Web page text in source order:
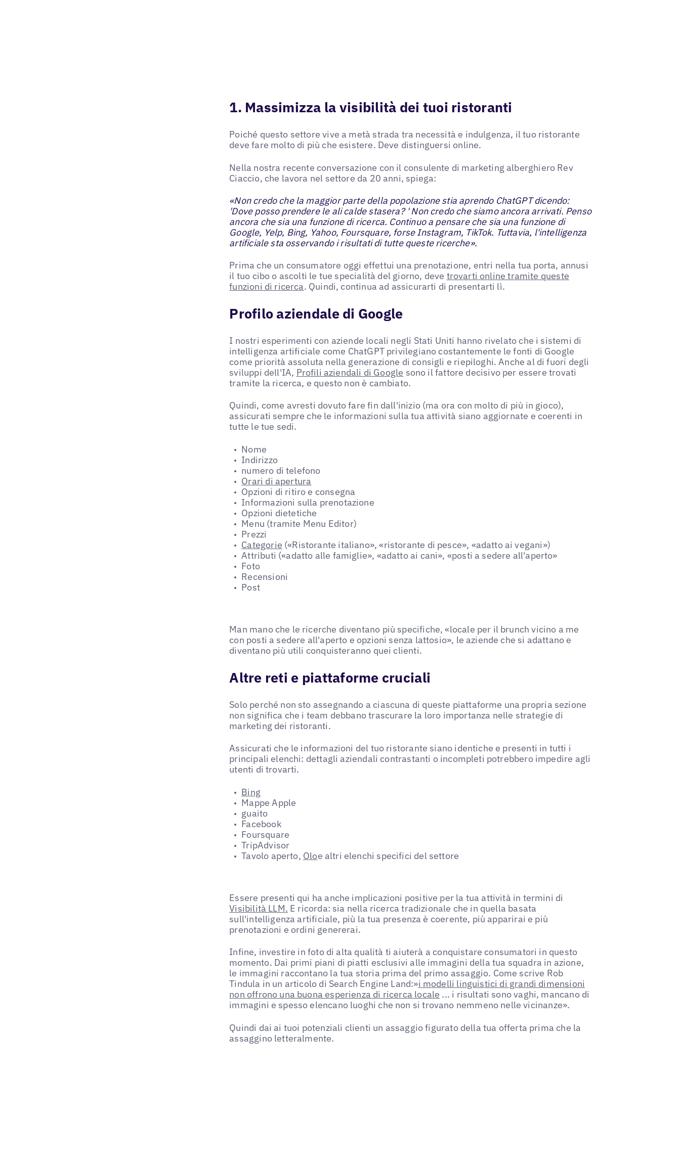
1. Massimizza la visibilità dei tuoi ristoranti
Poiché questo settore vive a metà strada tra necessità e indulgenza, il tuo ristorante
deve fare molto di più che esistere. Deve distinguersi online.
Nella nostra recente conversazione con il consulente di marketing alberghiero Rev
Ciaccio, che lavora nel settore da 20 anni, spiega:
«Non credo che la maggior parte della popolazione stia aprendo ChatGPT dicendo:
'Dove posso prendere le ali calde stasera? ' Non credo che siamo ancora arrivati. Penso
ancora che sia una funzione di ricerca. Continuo a pensare che sia una funzione di
Google, Yelp, Bing, Yahoo, Foursquare, forse Instagram, TikTok. Tuttavia, l'intelligenza
artificiale sta osservando i risultati di tutte queste ricerche».
Prima che un consumatore oggi effettui una prenotazione, entri nella tua porta, annusi
il tuo cibo o ascolti le tue specialità del giorno, deve trovarti online tramite queste
funzioni di ricerca. Quindi, continua ad assicurarti di presentarti lì.
Profilo aziendale di Google
I nostri esperimenti con aziende locali negli Stati Uniti hanno rivelato che i sistemi di
intelligenza artificiale come ChatGPT privilegiano costantemente le fonti di Google
come priorità assoluta nella generazione di consigli e riepiloghi. Anche al di fuori degli
sviluppi dell'IA, Profili aziendali di Google sono il fattore decisivo per essere trovati
tramite la ricerca, e questo non è cambiato.
Quindi, come avresti dovuto fare fin dall'inizio (ma ora con molto di più in gioco),
assicurati sempre che le informazioni sulla tua attività siano aggiornate e coerenti in
tutte le tue sedi.
Nome
Indirizzo
numero di telefono
Orari di apertura
Opzioni di ritiro e consegna
Informazioni sulla prenotazione
Opzioni dietetiche
Menu (tramite Menu Editor)
Prezzi
Categorie («Ristorante italiano», «ristorante di pesce», «adatto ai vegani»)
Attributi («adatto alle famiglie», «adatto ai cani», «posti a sedere all'aperto»
Foto
Recensioni
Post
Man mano che le ricerche diventano più specifiche, «locale per il brunch vicino a me
con posti a sedere all'aperto e opzioni senza lattosio», le aziende che si adattano e
diventano più utili conquisteranno quei clienti.
Altre reti e piattaforme cruciali
Solo perché non sto assegnando a ciascuna di queste piattaforme una propria sezione
non significa che i team debbano trascurare la loro importanza nelle strategie di
marketing dei ristoranti.
Assicurati che le informazioni del tuo ristorante siano identiche e presenti in tutti i
principali elenchi: dettagli aziendali contrastanti o incompleti potrebbero impedire agli
utenti di trovarti.
Bing
Mappe Apple
guaito
Facebook
Foursquare
TripAdvisor
Tavolo aperto, Oloe altri elenchi specifici del settore
Essere presenti qui ha anche implicazioni positive per la tua attività in termini di
Visibilità LLM. E ricorda: sia nella ricerca tradizionale che in quella basata
sull'intelligenza artificiale, più la tua presenza è coerente, più apparirai e più
prenotazioni e ordini genererai.
Infine, investire in foto di alta qualità ti aiuterà a conquistare consumatori in questo
momento. Dai primi piani di piatti esclusivi alle immagini della tua squadra in azione,
le immagini raccontano la tua storia prima del primo assaggio. Come scrive Rob
Tindula in un articolo di Search Engine Land:»i modelli linguistici di grandi dimensioni
non offrono una buona esperienza di ricerca locale ... i risultati sono vaghi, mancano di
immagini e spesso elencano luoghi che non si trovano nemmeno nelle vicinanze».
Quindi dai ai tuoi potenziali clienti un assaggio figurato della tua offerta prima che la
assaggino letteralmente.